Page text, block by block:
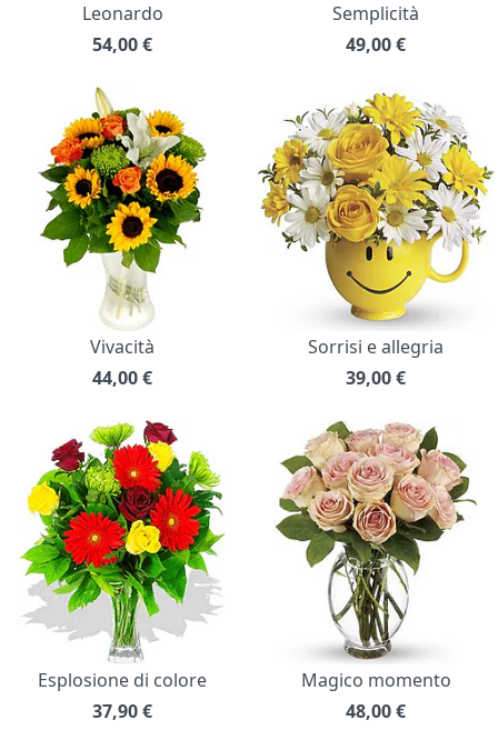
Leonardo
54,00€
Semplicità
49,00€
Vivacità
44,00€
Sorrisi e allegria
39,00€
Esplosione di colore
37,90€
Magico momento
48,00€